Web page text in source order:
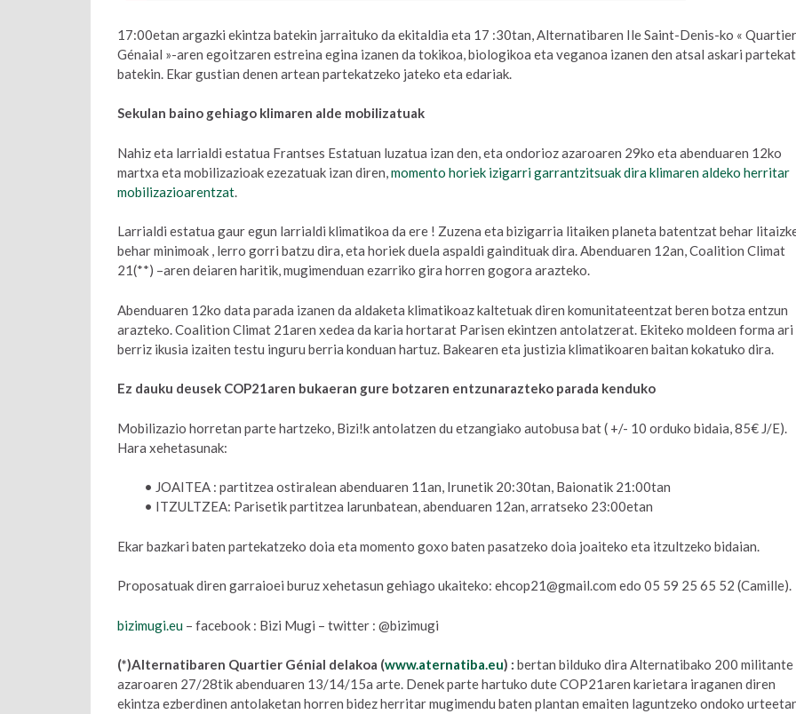
17:00etan argazki ekintza batekin jarraituko da ekitaldia eta 17 :30tan, Alternatibaren Ile Saint-Denis-ko « Quartier
Génaial »-aren egoitzaren estreina egina izanen da tokikoa, biologikoa eta veganoa izanen den atsal askari
batekin. Ekar gustian denen artean partekatzeko jateko eta edariak.
Sekulan baino gehiago klimaren alde mobilizatuak
Nahiz eta larrialdi estatua Frantses Estatuan luzatua izan den, eta ondorioz azaroaren 29ko eta abenduaren 12ko
martxa eta mobilizazioak ezezatuak izan diren, momento horiek izigarri garrantzitsuak dira klimaren aldeko herritar
mobilizazioarentzat
Larrialdi estatua gaur egun larrialdi klimatikoa da ere ! Zuzena eta bizigarria litaiken planeta batentzat behar
behar minimoak , lerro gorri batzu dira, eta horiek duela aspaldi gaindituak dira. Abenduaren 12an, Coalition Climat
21(**) –aren deiaren haritik, mugimenduan ezarriko gira horren gogora arazteko.
Abenduaren 12ko data parada izanen da aldaketa klimatikoaz kaltetuak diren komunitateentzat beren botza entzun
arazteko. Coalition Climat 21aren xedea da karia hortarat Parisen ekintzen antolatzerat. Ekiteko moldeen forma ari
berriz ikusia izaiten testu inguru berria konduan hartuz. Bakearen eta justizia klimatikoaren baitan kokatuko dira.
Ez dauku deusek COP21aren bukaeran gure botzaren entzunarazteko parada kenduko
Mobilizazio horretan parte hartzeko, Bizi!k antolatzen du etzangiako autobusa bat ( +/- 10 orduko bidaia, 85€ J/E).
Hara xehetasunak:
• JOAITEA : partitzea ostiralean abenduaren 11an, Irunetik 20:30tan, Baionatik 21:00tan
• ITZULTZEA: Parisetik partitzea larunbatean, abenduaren 12an, arratseko 23:00etan
Ekar bazkari baten partekatzeko doia eta momento goxo baten pasatzeko doia joaiteko eta itzultzeko bidaian.
Proposatuak diren garraioei buruz xehetasun gehiago ukaiteko: ehcop21@gmail.com edo 05 59 25 65 52 (Camille).
bizimugi.eu – facebook : Bizi Mugi – twitter : @bizimugi
(*)Alternatibaren Quartier Génial delakoa (www.aternatiba.eu) : bertan bilduko dira Alternatibako 200 militante
azaroaren 27/28tik abenduaren 13/14/15a arte. Denek parte hartuko dute COP21aren karietara iraganen diren
ekintza ezberdinen antolaketan horren bidez herritar mugimendu baten plantan emaiten laguntzeko ondoko